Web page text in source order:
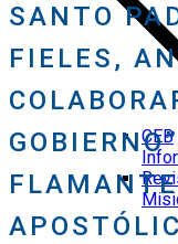
CEB
SANTO
FIELES,